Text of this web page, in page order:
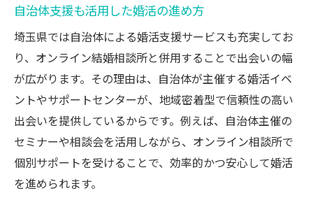
アプリと相談所の違いを知る第一歩
埼玉で理想の出会いを叶える婚活術
自治体やサポートセンターの活用方法
30代に向けて婚活を効率化するコツ
婚活疲れ解消のための相談所活用法
アプリと結婚相談所の違いを徹底解説
オンライン結婚相談所とアプリの違いを解
説
自治体支援も活用した婚活の進め方
埼玉県では自治体による婚活支援サービスも充実してお
り、オンライン結婚相談所と併用することで出会いの幅
が広がります。その理由は、自治体が主催する婚活イベ
ントやサポートセンターが、地域密着型で信頼性の高い
出会いを提供しているからです。例えば、自治体主催の
セミナーや相談会を活用しながら、オンライン相談所で
個別サポートを受けることで、効率的かつ安心して婚活
を進められます。